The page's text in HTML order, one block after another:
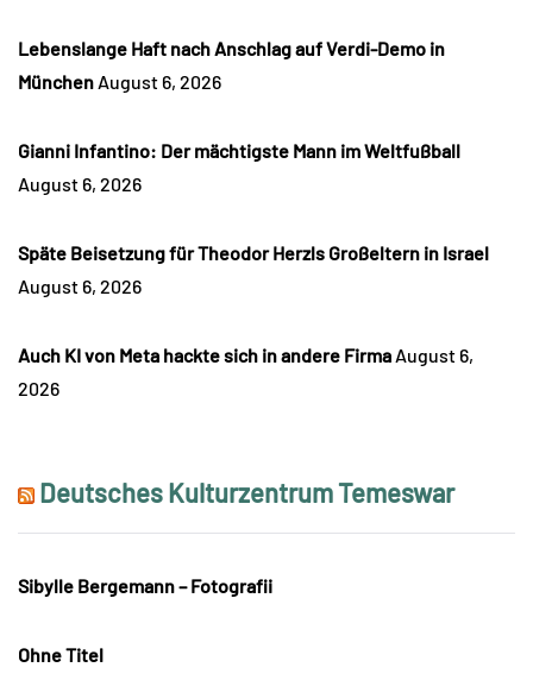
Lebenslange Haft nach Anschlag auf Verdi-Demo in
München August 6, 2026
Gianni Infantino: Der mächtigste Mann im Weltfußball
August 6, 2026
Späte Beisetzung für Theodor Herzls Großeltern in Israel
August 6, 2026
Auch KI von Meta hackte sich in andere Firma August 6,
2026
Deutsches Kulturzentrum Temeswar
Sibylle Bergemann – Fotografii
Ohne Titel